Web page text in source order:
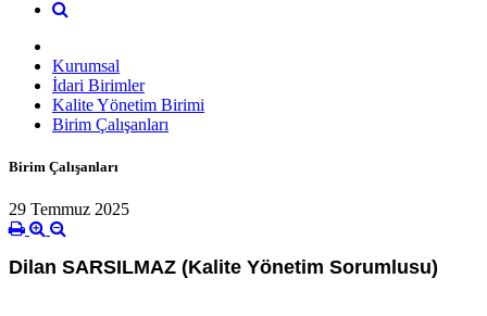
Kurumsal
İdari Birimler
Kalite Yönetim Birimi
Birim Çalışanları
Birim Çalışanları
29 Temmuz 2025
Dilan SARSILMAZ (Kalite Yönetim Sorumlusu)